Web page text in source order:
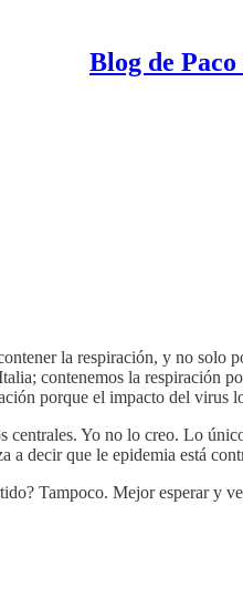
Blog de
la respiración, y no
contenemos la respiración
porque el impacto del virus
Yo no lo creo. Lo
a decir que le epidemia está
Tampoco. Mejor esperar y